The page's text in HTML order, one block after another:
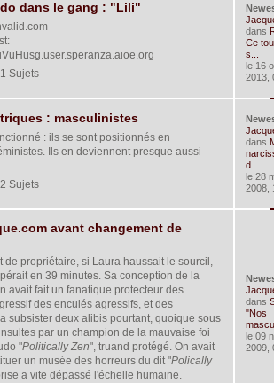
dans le gang : "Lili"
Sujets
dans
Ce
s...
le 16
2013,
: masculinistes
: ils se sont positionnés en
Ils en deviennent presque aussi
Sujets
dans
d...
le 28
2008,
avant changement de
de propriétaire, si Laura haussait le sourcil,
en 39 minutes. Sa conception de la
avait fait un fanatique protecteur des
des enculés agressifs, et des
subsister deux alibis pourtant, quoique sous
par un champion de la mauvaise foi
"Politically Zen", truand protégé. On avait
un musée des horreurs du dit "Polically
a vite dépassé l'échelle humaine.
dans
"Nos
le 09
2009,